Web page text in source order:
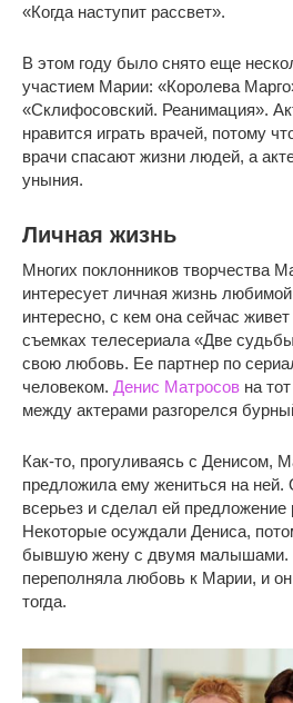
«Когда наступит рассвет».
В этом году было снято еще
участием Марии: «Королева
«Склифосовский. Реанимация».
нравится играть врачей, потому
врачи спасают жизни людей, а
уныния.
Личная жизнь
Многих поклонников творчества
интересует личная жизнь
интересно, с кем она сейчас
съемках телесериала «Две
свою любовь. Ее партнер по
человеком. Денис Матросов на
между актерами разгорелся
Как-то, прогуливаясь с Денисом,
предложила ему жениться на ней.
всерьез и сделал ей предложение
Некоторые осуждали Дениса,
бывшую жену с двумя малышами.
переполняла любовь к Марии, и
тогда.